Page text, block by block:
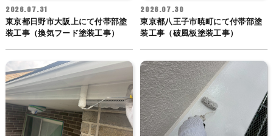
2026.07.31
東京都日野市大阪上にて付帯部塗
装工事（換気フード塗装工事）
2026.07.30
東京都八王子市暁町にて付帯部塗
装工事（破風板塗装工事）